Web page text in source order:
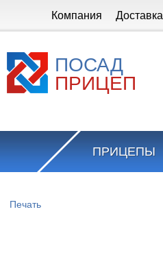
Компания Доставка
ПОСАД
ПРИЦЕП
ПРИЦЕПЫ
Печать